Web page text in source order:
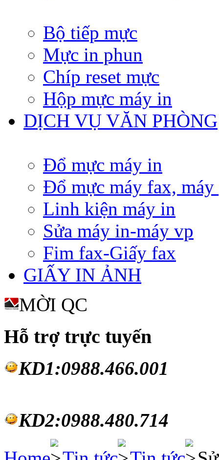
Bộ tiếp mực
Mực in phun
Chíp reset mực
Hộp mực máy in
DỊCH VỤ VĂN PHÒNG
Đổ mực máy in
Đổ mực máy fax, máy
Linh kiện máy in
Sửa máy in-máy vp
Fim fax-Giấy fax
GIẤY IN ẢNH
MỜI QC
Hỗ trợ trực tuyến
KD1:0988.466.001
KD2:0988.480.714